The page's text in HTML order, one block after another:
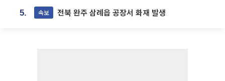
5. 속보 전북 완주 삼례읍 공장서 화재 발생